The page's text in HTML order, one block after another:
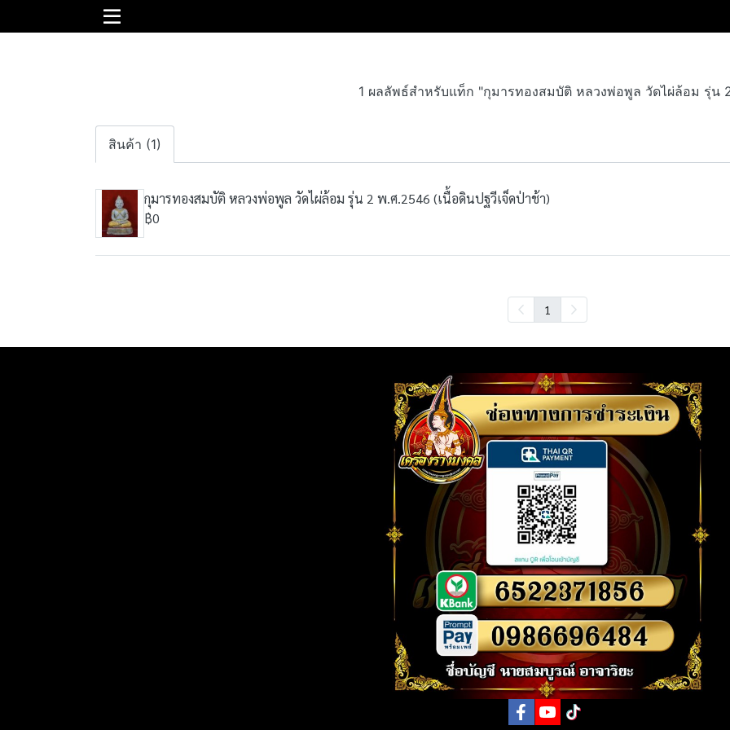
1 ผลลัพธ์สำหรับแท็ก "กุมารทองสมบัติ​ หลวงพ่อพูล วัดไผ่​ล้อม​ รุ่น
สินค้า (1)
กุมารทองสมบัติ​ หลวงพ่อพูล วัดไผ่​ล้อม​ รุ่น 2 พ.ศ.2546 (เนื้อดินปฐวี​เจ็ดป่าช้า)
฿0
1